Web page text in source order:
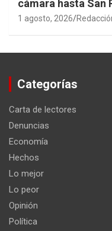
cámara hasta San
1 agosto, 2026
Categorías
Carta de lectores
Denuncias
Economía
Hechos
Lo mejor
Lo peor
Opinión
Política